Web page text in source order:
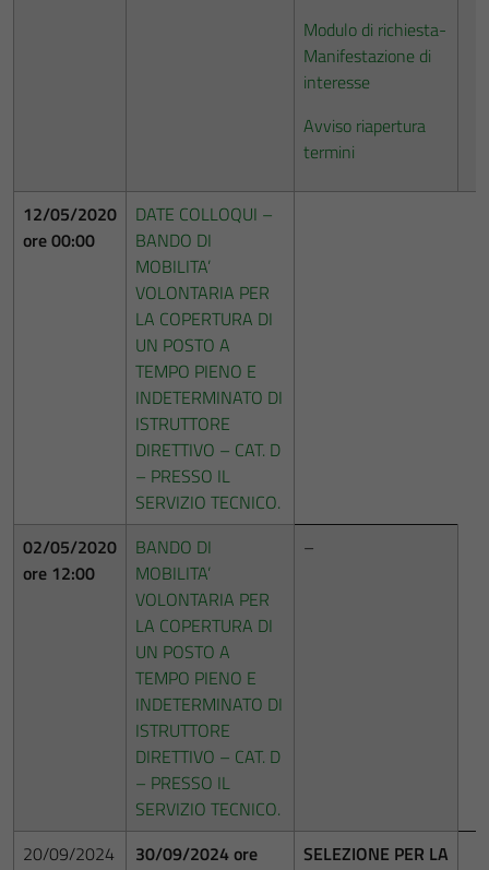
Modulo di richiesta-
Manifestazione di
interesse
Avviso riapertura
termini
12/05/2020
ore 00:00
DATE COLLOQUI –
BANDO DI
MOBILITA’
VOLONTARIA PER
LA COPERTURA DI
UN POSTO A
TEMPO PIENO E
INDETERMINATO DI
ISTRUTTORE
DIRETTIVO – CAT. D
– PRESSO IL
SERVIZIO TECNICO.
02/05/2020
ore 12:00
BANDO DI
MOBILITA’
VOLONTARIA PER
LA COPERTURA DI
UN POSTO A
TEMPO PIENO E
INDETERMINATO DI
ISTRUTTORE
DIRETTIVO – CAT. D
– PRESSO IL
SERVIZIO TECNICO.
–
20/09/2024
30/09/2024 ore
SELEZIONE PER LA